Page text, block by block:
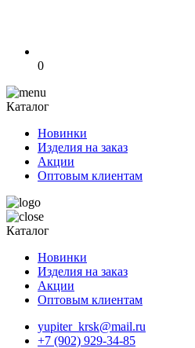
0
Каталог
Новинки
Изделия на заказ
Акции
Оптовым клиентам
Каталог
Новинки
Изделия на заказ
Акции
Оптовым клиентам
yupiter_krsk@mail.ru
+7 (902) 929-34-85